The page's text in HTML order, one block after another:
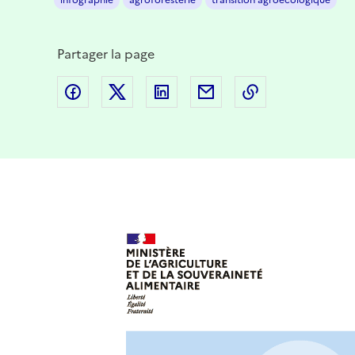
Partager la page
Partager sur Facebook
Partager sur Twitter
Partager sur LinkedIn
Partager par email